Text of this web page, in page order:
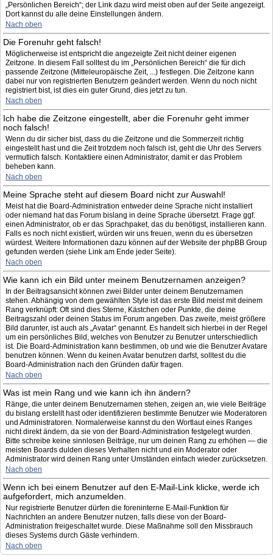
„Persönlichen Bereich“; der Link dazu wird meist oben auf der Seite angezeigt.
Dort kannst du alle deine Einstellungen ändern.
Nach oben
Die Forenuhr geht falsch!
Möglicherweise ist entspricht die angezeigte Zeit nicht deiner eigenen
Zeitzone. In diesem Fall solltest du im „Persönlichen Bereich“ die für dich
passende Zeitzone (Mitteleuropäische Zeit, ...) festlegen. Die Zeitzone kann
dabei nur von registrierten Benutzern geändert werden. Wenn du noch nicht
registriert bist, ist dies ein guter Grund, dies jetzt zu tun.
Nach oben
Ich habe die Zeitzone eingestellt, aber die Forenuhr geht immer
noch falsch!
Wenn du dir sicher bist, dass du die Zeitzone und die Sommerzeit richtig
eingestellt hast und die Zeit trotzdem noch falsch ist, geht die Uhr des Servers
vermutlich falsch. Kontaktiere einen Administrator, damit er das Problem
beheben kann.
Nach oben
Meine Sprache steht auf diesem Board nicht zur Auswahl!
Meist hat die Board-Administration entweder deine Sprache nicht installiert
oder niemand hat das Forum bislang in deine Sprache übersetzt. Frage ggf.
einen Administrator, ob er das Sprachpaket, das du benötigst, installieren kann.
Falls es noch nicht existiert, würden wir uns freuen, wenn du es übersetzen
würdest. Weitere Informationen dazu können auf der Website der phpBB Group
gefunden werden (siehe Link am Ende jeder Seite).
Nach oben
Wie kann ich ein Bild unter meinem Benutzernamen anzeigen?
In der Beitragsansicht können zwei Bilder unter deinem Benutzernamen
stehen. Abhängig von dem gewählten Style ist das erste Bild meist mit deinem
Rang verknüpft: Oft sind dies Sterne, Kästchen oder Punkte, die deine
Beitragszahl oder deinen Status im Forum angeben. Das zweite, meist größere
Bild darunter, ist auch als „Avatar“ genannt. Es handelt sich hierbei in der Regel
um ein persönliches Bild, welches von Benutzer zu Benutzer unterschiedlich
ist. Die Board-Administration kann bestimmen, ob und wie die Benutzer Avatare
benutzen können. Wenn du keinen Avatar benutzen darfst, solltest du die
Board-Administration nach den Gründen dafür fragen.
Nach oben
Was ist mein Rang und wie kann ich ihn ändern?
Ränge, die unter deinem Benutzernamen stehen, zeigen an, wie viele Beiträge
du bislang erstellt hast oder identifizieren bestimmte Benutzer wie Moderatoren
und Administratoren. Normalerweise kannst du den Wortlaut eines Ranges
nicht direkt ändern, da sie von der Board-Administration festgelegt wurden.
Bitte schreibe keine sinnlosen Beiträge, nur um deinen Rang zu erhöhen — die
meisten Boards dulden dieses Verhalten nicht und ein Moderator oder
Administrator wird deinen Rang unter Umständen einfach wieder zurücksetzen.
Nach oben
Wenn ich bei einem Benutzer auf den E-Mail-Link klicke, werde ich
aufgefordert, mich anzumelden.
Nur registrierte Benutzer dürfen die foreninterne E-Mail-Funktion für
Nachrichten an andere Benutzer nutzen, falls diese von der Board-
Administration freigeschaltet wurde. Diese Maßnahme soll den Missbrauch
dieses Systems durch Gäste verhindern.
Nach oben